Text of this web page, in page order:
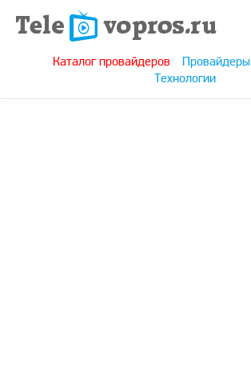
Каталог провайдеров Провайдеры
Технологии